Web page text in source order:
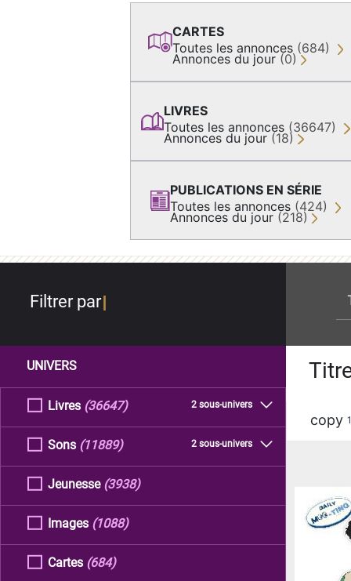
CARTES
Toutes les annonces (684)
Annonces du jour (0)
LIVRES
Toutes les annonces (36647)
Annonces du jour (18)
PUBLICATIONS EN SÉRIE
Toutes les annonces (424)
Annonces du jour (218)
Filtrer par
UNIVERS
Livres 2 sous-univers
(36647)
Sons 2 sous-univers
(11889)
Jeunesse (3938)
Images (1088)
Cartes (684)
copy